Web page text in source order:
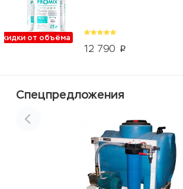
от объёма
12 790 p
Спецпредложения